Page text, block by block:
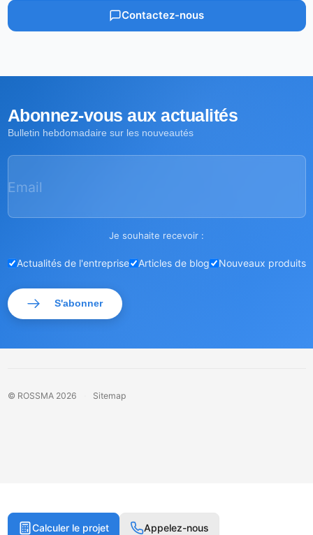
Contactez-nous
Abonnez-vous aux actualités
Bulletin hebdomadaire sur les nouveautés
Email
Je souhaite recevoir :
Actualités de l'entreprise Articles de blog Nouveaux produits
S'abonner
© ROSSMA 2026 Sitemap
Calculer le projet Appelez-nous